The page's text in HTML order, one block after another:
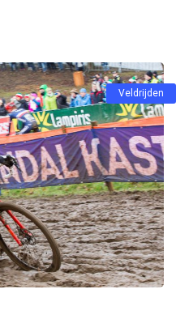
Veldrijden